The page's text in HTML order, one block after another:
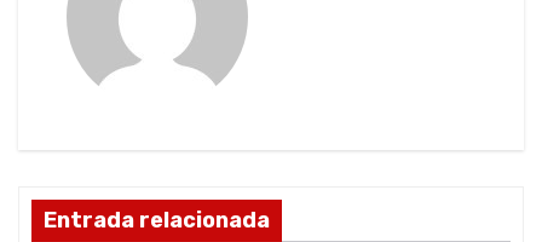
d
Entrada relacionada